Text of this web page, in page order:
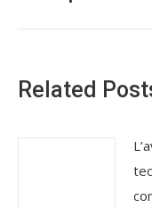
Related